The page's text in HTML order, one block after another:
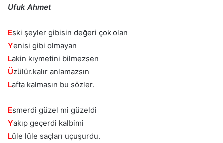
Ufuk Ahmet
Eski şeyler gibisin değeri çok olan
Yenisi gibi olmayan
Lakin kıymetini bilmezsen
Üzülür.kalır anlamazsın
Lafta kalmasın bu sözler.
Esmerdi güzel mi güzeldi
Yakıp geçerdi kalbimi
Lüle lüle saçları uçuşurdu.